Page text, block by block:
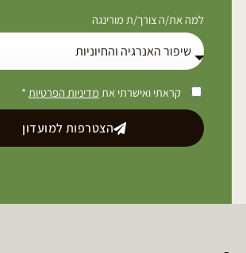
למה את/ה צורך/ת מורינגה
קראתי ואישרתי את מדיניות הפרטיות*
הצטרפות למועדון